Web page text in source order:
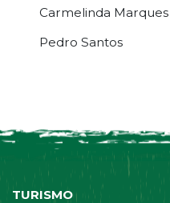
Carmelinda Marques
Pedro Santos
TURISMO